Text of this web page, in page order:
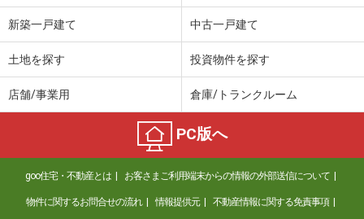
新築一戸建て 中古一戸建て
土地を探す 投資物件を探す
店舗/事業用 倉庫/トランクルーム
PC版へ
goo住宅・不動産とは お客さまご利用端末からの情報の外部送信について
物件に関するお問合せの流れ 情報提供元 不動産情報に関する免責事項